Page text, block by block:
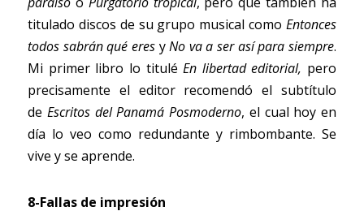
titulado discos de su grupo musical como Entonces
todos sabrán qué eres y No va a ser así para siempre.
Mi primer libro lo titulé En libertad editorial, pero
precisamente el editor recomendó el subtítulo
de Escritos del Panamá Posmoderno, el cual hoy en
día lo veo como redundante y rimbombante. Se
vive y se aprende.
8-Fallas de impresión